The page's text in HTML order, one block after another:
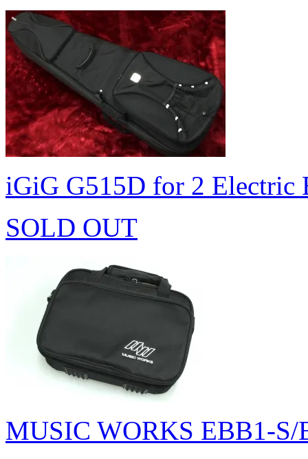
iGiG G515D for 2 Electric
SOLD OUT
MUSIC WORKS EBB1-S/